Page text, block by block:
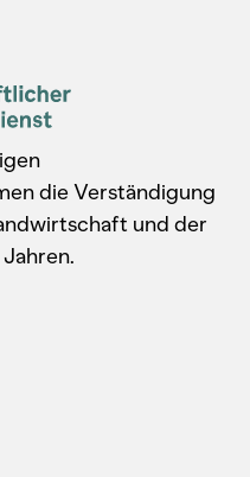
die Verständigung
und der